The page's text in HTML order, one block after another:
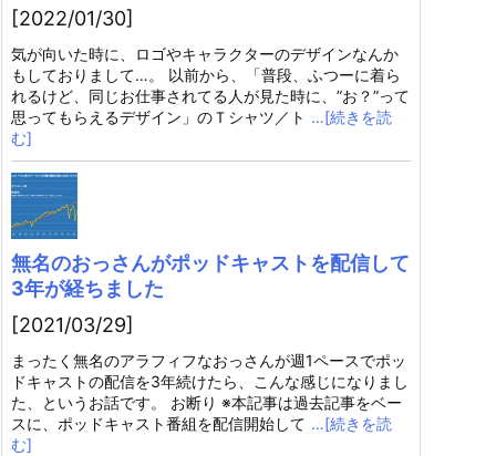
[2022/01/30]
気が向いた時に、ロゴやキャラクターのデザインなんか
もしておりまして…。 以前から、「普段、ふつーに着ら
れるけど、同じお仕事されてる人が見た時に、”お？”って
思ってもらえるデザイン」のＴシャツ／ト …[続きを読
む]
無名のおっさんがポッドキャストを配信して
3年が経ちました
[2021/03/29]
まったく無名のアラフィフなおっさんが週1ペースでポッ
ドキャストの配信を3年続けたら、こんな感じになりまし
た、というお話です。 お断り ※本記事は過去記事をベー
スに、ポッドキャスト番組を配信開始して …[続きを読
む]